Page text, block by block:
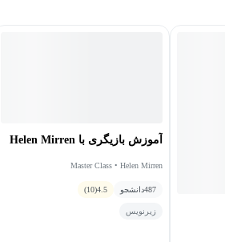
آموزش بازیگری با Helen Mirren
Master Class • Helen Mirren
487دانشجو 4.5
(10)
زیرنویس